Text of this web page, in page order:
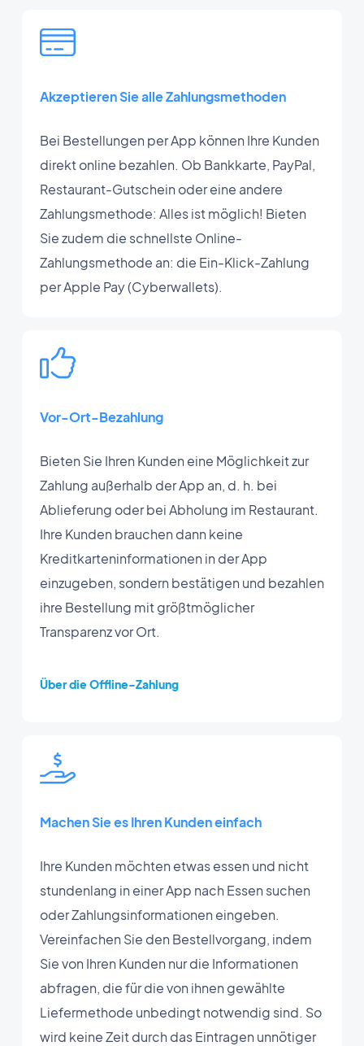
Akzeptieren Sie alle Zahlungsmethoden
Bei Bestellungen per App können Ihre Kunden
direkt online bezahlen. Ob Bankkarte, PayPal,
Restaurant-Gutschein oder eine andere
Zahlungsmethode: Alles ist möglich! Bieten
Sie zudem die schnellste Online-
Zahlungsmethode an: die Ein-Klick-Zahlung
per Apple Pay (Cyberwallets).
Vor-Ort-Bezahlung
Bieten Sie Ihren Kunden eine Möglichkeit zur
Zahlung außerhalb der App an, d. h. bei
Ablieferung oder bei Abholung im Restaurant.
Ihre Kunden brauchen dann keine
Kreditkarteninformationen in der App
einzugeben, sondern bestätigen und bezahlen
ihre Bestellung mit größtmöglicher
Transparenz vor Ort.
Über die Offline-Zahlung
Machen Sie es Ihren Kunden einfach
Ihre Kunden möchten etwas essen und nicht
stundenlang in einer App nach Essen suchen
oder Zahlungsinformationen eingeben.
Vereinfachen Sie den Bestellvorgang, indem
Sie von Ihren Kunden nur die Informationen
abfragen, die für die von ihnen gewählte
Liefermethode unbedingt notwendig sind. So
wird keine Zeit durch das Eintragen unnötiger